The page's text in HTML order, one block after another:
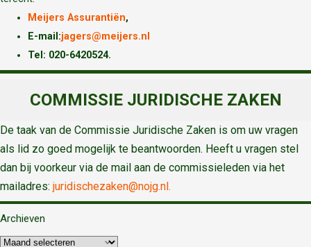
Meijers Assurantiën,
E-mail:jagers@meijers.nl
Tel: 020-6420524.
COMMISSIE JURIDISCHE ZAKEN
De taak van de Commissie Juridische Zaken is om uw vragen
als lid zo goed mogelijk te beantwoorden. Heeft u vragen stel
dan bij voorkeur via de mail aan de commissieleden via het
mailadres: juridischezaken@nojg.nl.
Archieven